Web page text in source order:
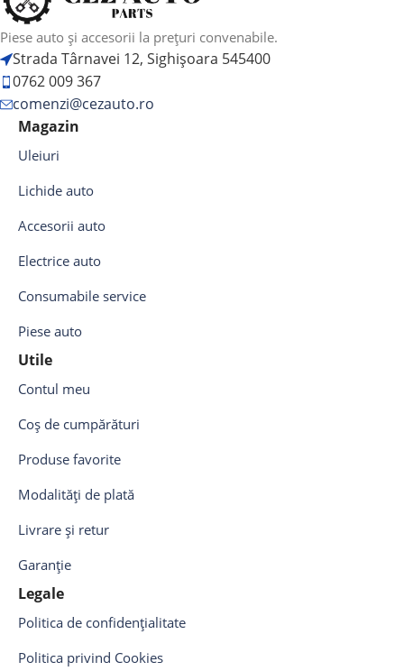
Piese auto și accesorii la prețuri convenabile.
Strada Târnavei 12, Sighișoara 545400
0762 009 367
comenzi@cezauto.ro
Magazin
Uleiuri
Lichide auto
Accesorii auto
Electrice auto
Consumabile service
Piese auto
Utile
Contul meu
Coș de cumpărături
Produse favorite
Modalități de plată
Livrare și retur
Garanție
Legale
Politica de confidențialitate
Politica privind Cookies